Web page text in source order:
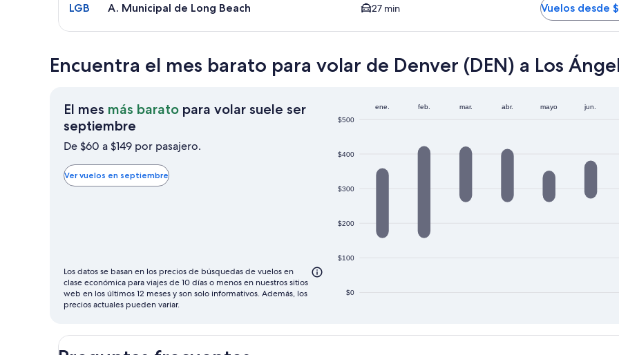
LGB A. Municipal de Long Beach 27 min Vuelos desde
Encuentra el mes barato para volar de Denver (DEN) a Los
El mes más barato para volar suele ser
septiembre
mes
barato
para
De $60 a $149 por pasajero.
Ver vuelos en septiembre
$0
$100
$200
$300
$400
$500
ene. feb. mar. abr. mayo jun.
Los datos se basan en los precios de búsquedas de vuelos en
clase económica para viajes de 10 días o menos en nuestros sitios
web en los últimos 12 meses y son solo informativos. Además, los
precios actuales pueden variar.